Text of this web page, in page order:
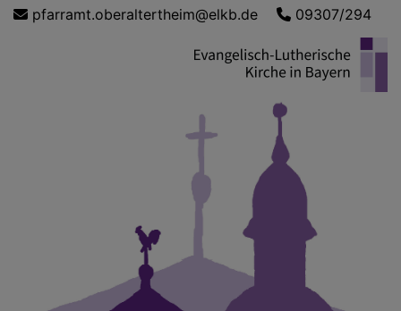
Direktpfarramt.oberaltertheim@elkb.de 09307/294